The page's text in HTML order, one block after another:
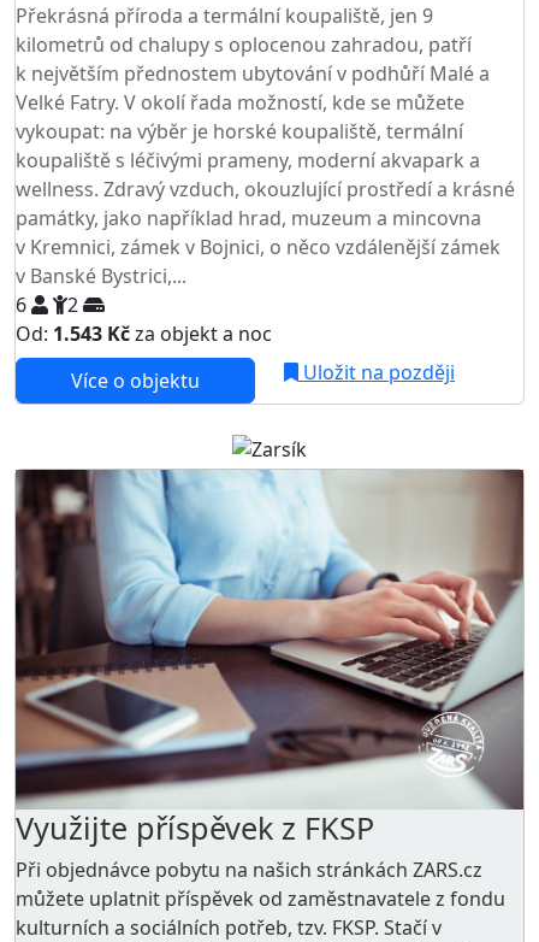
Překrásná příroda a termální koupaliště, jen 9
kilometrů od chalupy s oplocenou zahradou, patří
k největším přednostem ubytování v podhůří Malé a
Velké Fatry. V okolí řada možností, kde se můžete
vykoupat: na výběr je horské koupaliště, termální
koupaliště s léčivými prameny, moderní akvapark a
wellness. Zdravý vzduch, okouzlující prostředí a krásné
památky, jako například hrad, muzeum a mincovna
v Kremnici, zámek v Bojnici, o něco vzdálenější zámek
v Banské Bystrici,...
6
2
Od: 1.543 Kčza objekt a noc
Více o objektu Uložit na později
Využijte příspěvek z FKSP
Při objednávce pobytu na našich stránkách ZARS.cz
můžete uplatnit příspěvek od zaměstnavatele z fondu
kulturních a sociálních potřeb, tzv. FKSP. Stačí v